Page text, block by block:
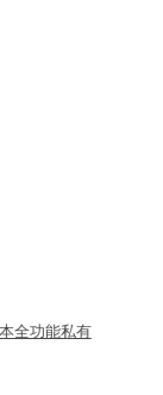
全功能私有